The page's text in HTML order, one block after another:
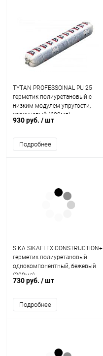
TYTAN PROFESSOINAL PU 25
герметик полиуретановый с
низким модулем упругости,
коричневый (600мл)
930 руб. / шт
Подробнее
SIKA SIKAFLEX CONSTRUCTION+
герметик полиуретановый
однокомпонентный, бежевый
(300мл)
730 руб. / шт
Подробнее